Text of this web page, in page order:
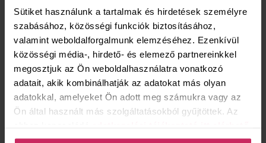
Sütiket használunk a tartalmak és hirdetések személyre
szabásához, közösségi funkciók biztosításához,
valamint weboldalforgalmunk elemzéséhez. Ezenkívül
közösségi média-, hirdető- és elemező partnereinkkel
megosztjuk az Ön weboldalhasználatra vonatkozó
adatait, akik kombinálhatják az adatokat más olyan
adatokkal, amelyeket Ön adott meg számukra vagy az
Ön által használt más szolgáltatásokból gyűjtöttek. Az
szombat
zárva
vasárnap
zárva
KAPCSOLAT
Kaposvár, Ady Endre utca 4-6., 7400
+36 20 777 2627